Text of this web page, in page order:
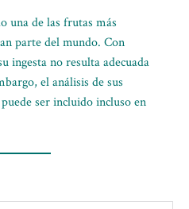
una de las frutas más
parte del mundo. Con
ingesta no resulta adecuada
el análisis de sus
ser incluido incluso en